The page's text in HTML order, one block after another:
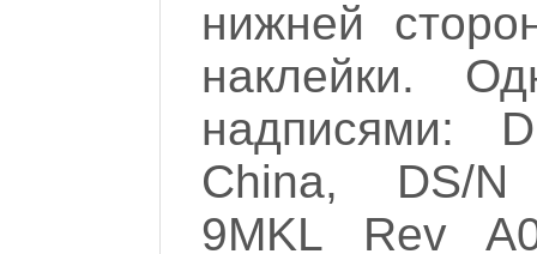
нижней
наклейки.
надписями:
China, DS/N
9MKL Rev